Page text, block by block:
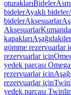
oturaklarıBideler
bidelerAyaklı bideler
bidelerAksesuarlar
Aksesuarlar
kapakları
gömme rezervuarlar
rezervuarlar için
yedek parçası
rezervuarlar için
rezervuarlar için
yedek parçası